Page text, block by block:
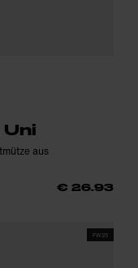
Uni
aus
€ 26.93
FW25